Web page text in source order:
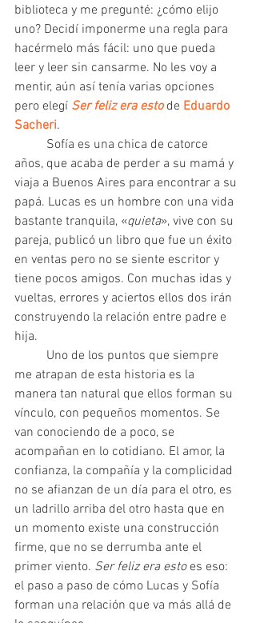
biblioteca y me pregunté: ¿cómo elijo
uno? Decidí imponerme una regla para
hacérmelo más fácil: uno que pueda
leer y leer sin cansarme. No les voy a
mentir, aún así tenía varias opciones
pero elegí Ser feliz era esto de Eduardo
Sacheri.
años, que acaba de perder a su mamá y
viaja a Buenos Aires para encontrar a su
papá. Lucas es un hombre con una vida
bastante tranquila, «quieta», vive con su
pareja, publicó un libro que fue un éxito
en ventas pero no se siente escritor y
tiene pocos amigos. Con muchas idas y
vueltas, errores y aciertos ellos dos irán
construyendo la relación entre padre e
hija.
me atrapan de esta historia es la
manera tan natural que ellos forman su
vínculo, con pequeños momentos. Se
van conociendo de a poco, se
acompañan en lo cotidiano. El amor, la
confianza, la compañía y la complicidad
no se afianzan de un día para el otro, es
un ladrillo arriba del otro hasta que en
un momento existe una construcción
firme, que no se derrumba ante el
primer viento. Ser feliz era esto es eso:
el paso a paso de cómo Lucas y Sofía
forman una relación que va más allá de